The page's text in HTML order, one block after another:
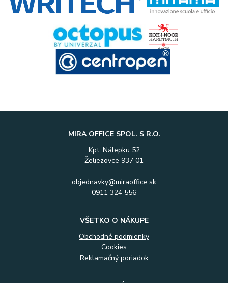
MIRA OFFICE SPOL. S R.O.
Kpt. Nálepku 52
Želiezovce 937 01
objednavky@miraoffice.sk
0911 324 556
VŠETKO O NÁKUPE
Obchodné podmienky
Cookies
Reklamačný poriadok